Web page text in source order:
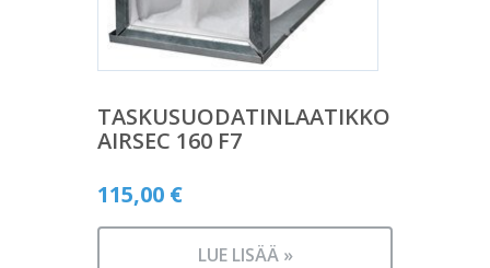
TASKUSUODATINLAATIKKO
AIRSEC 160 F7
115,00 €
LUE LISÄÄ »